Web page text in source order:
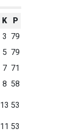
K
P
3 79
5 79
7 71
8 58
13 53
11 53